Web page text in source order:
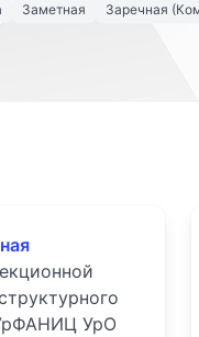
Заметная Заречная
УрО